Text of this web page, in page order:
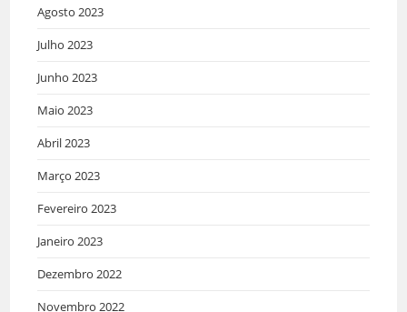
Agosto 2023
Julho 2023
Junho 2023
Maio 2023
Abril 2023
Março 2023
Fevereiro 2023
Janeiro 2023
Dezembro 2022
Novembro 2022